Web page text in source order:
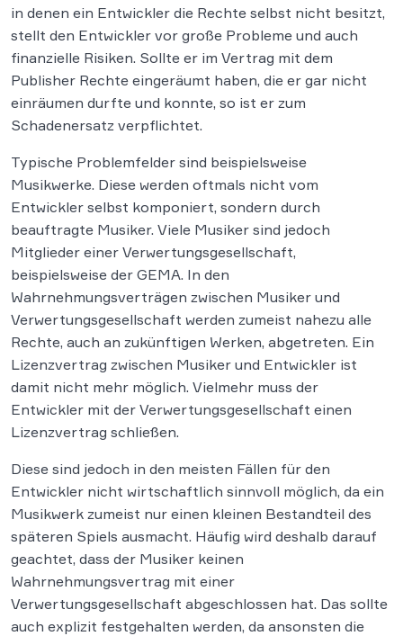
in denen ein Entwickler die Rechte selbst nicht besitzt,
stellt den Entwickler vor große Probleme und auch
finanzielle Risiken. Sollte er im Vertrag mit dem
Publisher Rechte eingeräumt haben, die er gar nicht
einräumen durfte und konnte, so ist er zum
Schadenersatz verpflichtet.
Typische Problemfelder sind beispielsweise
Musikwerke. Diese werden oftmals nicht vom
Entwickler selbst komponiert, sondern durch
beauftragte Musiker. Viele Musiker sind jedoch
Mitglieder einer Verwertungsgesellschaft,
beispielsweise der GEMA. In den
Wahrnehmungsverträgen zwischen Musiker und
Verwertungsgesellschaft werden zumeist nahezu alle
Rechte, auch an zukünftigen Werken, abgetreten. Ein
Lizenzvertrag zwischen Musiker und Entwickler ist
damit nicht mehr möglich. Vielmehr muss der
Entwickler mit der Verwertungsgesellschaft einen
Lizenzvertrag schließen.
Diese sind jedoch in den meisten Fällen für den
Entwickler nicht wirtschaftlich sinnvoll möglich, da ein
Musikwerk zumeist nur einen kleinen Bestandteil des
späteren Spiels ausmacht. Häufig wird deshalb darauf
geachtet, dass der Musiker keinen
Wahrnehmungsvertrag mit einer
Verwertungsgesellschaft abgeschlossen hat. Das sollte
auch explizit festgehalten werden, da ansonsten die